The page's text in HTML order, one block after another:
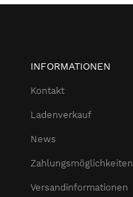
INFORMATIONEN
Kontakt
Ladenverkauf
News
Zahlungsmöglichkeiten
Versandinformationen